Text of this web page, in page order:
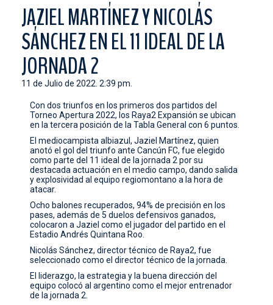
TIENDA
ESTADIO
PRENSA
CONTACTO
JAZIEL MARTÍNEZ Y NICOLÁS
SÁNCHEZ EN EL 11 IDEAL DE LA
JORNADA 2
11 de Julio de 2022. 2:39 pm.
Con dos triunfos en los primeros dos partidos del
Torneo Apertura 2022, los Raya2 Expansión se ubican
en la tercera posición de la Tabla General con 6 puntos.
El mediocampista albiazul, Jaziel Martínez, quien
anotó el gol del triunfo ante Cancún FC, fue elegido
como parte del 11 ideal de la jornada 2 por su
destacada actuación en el medio campo, dando salida
y explosividad al equipo regiomontano a la hora de
atacar.
Ocho balones recuperados, 94% de precisión en los
pases, además de 5 duelos defensivos ganados,
colocaron a Jaziel como el jugador del partido en el
Estadio Andrés Quintana Roo.
Nicolás Sánchez, director técnico de Raya2, fue
seleccionado como el director técnico de la jornada.
El liderazgo, la estrategia y la buena dirección del
equipo colocó al argentino como el mejor entrenador
de la jornada 2.